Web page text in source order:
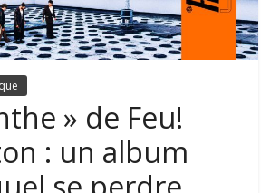
» de Feu!
: un album